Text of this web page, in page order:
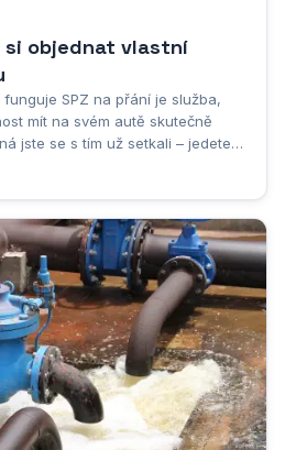
si objednat vlastní
SPZ na přání je služba,
mít na svém autě skutečně
jste se s tím už setkali – jedete
předjede vóz s poznávačkou,